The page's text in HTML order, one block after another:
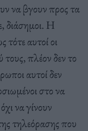
να βγουν προς τα
διάσημοι. Η
τότε αυτοί οι
πλέον δεν το
αυτοί δεν
στο να
να γίνουν
τηλεόρασης που